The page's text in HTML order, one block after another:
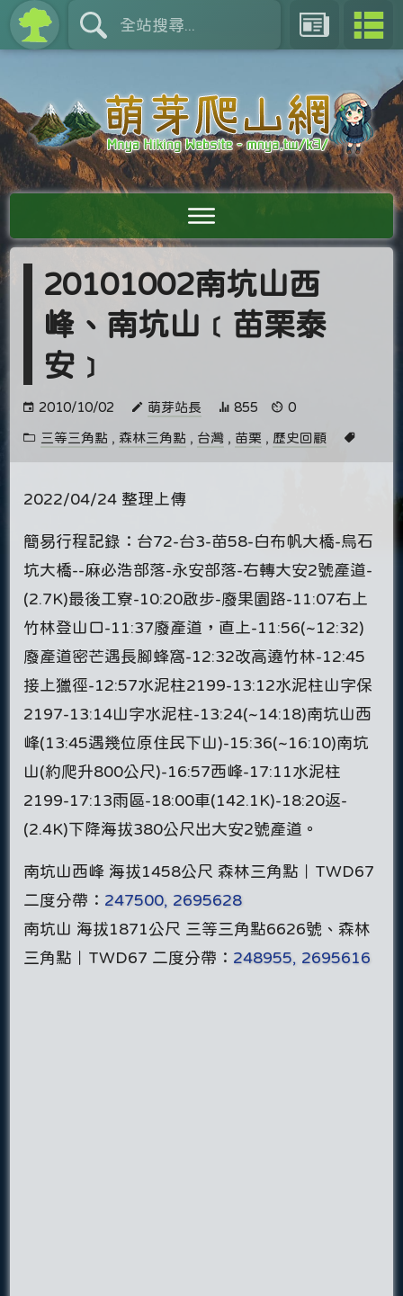
20101002南坑山西
峰、南坑山﹝苗栗泰
安﹞
2010/10/02 萌芽站長 855 0
三等三角點 , 森林三角點 , 台灣 , 苗栗 , 歷史回顧
2022/04/24 整理上傳
簡易行程記錄：台72-台3-苗58-白布帆大橋-烏石
坑大橋--麻必浩部落-永安部落-右轉大安2號產道-
(2.7K)最後工寮-10:20啟步-廢果園路-11:07右上
竹林登山口-11:37廢產道，直上-11:56(~12:32)
廢產道密芒遇長腳蜂窩-12:32改高遶竹林-12:45
接上獵徑-12:57水泥柱2199-13:12水泥柱山字保
2197-13:14山字水泥柱-13:24(~14:18)南坑山西
峰(13:45遇幾位原住民下山)-15:36(~16:10)南坑
山(約爬升800公尺)-16:57西峰-17:11水泥柱
2199-17:13雨區-18:00車(142.1K)-18:20返-
(2.4K)下降海拔380公尺出大安2號產道。
南坑山西峰 海拔1458公尺 森林三角點｜TWD67
二度分帶： 247500, 2695628
南坑山 海拔1871公尺 三等三角點6626號、森林
三角點｜TWD67 二度分帶： 248955, 2695616